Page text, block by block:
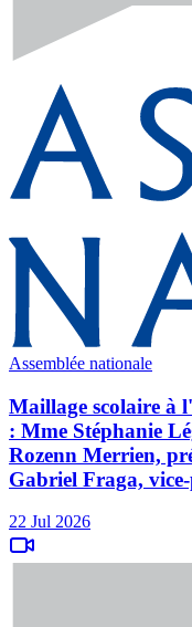
Assemblée nationale
Maillage scolaire à
: Mme Stéphanie
Rozenn Merrien,
Gabriel Fraga,
22 Jul 2026